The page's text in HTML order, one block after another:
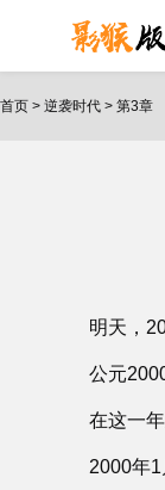
首页 > 逆袭时代 > 第3章
明天，
公元
在这一
2000年